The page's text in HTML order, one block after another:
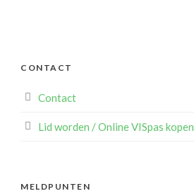
CONTACT
Contact
Lid worden / Online VISpas kopen
MELDPUNTEN